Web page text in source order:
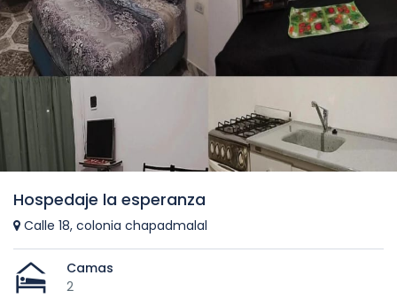
Hospedaje la esperanza
Calle 18, colonia chapadmalal
Camas
2